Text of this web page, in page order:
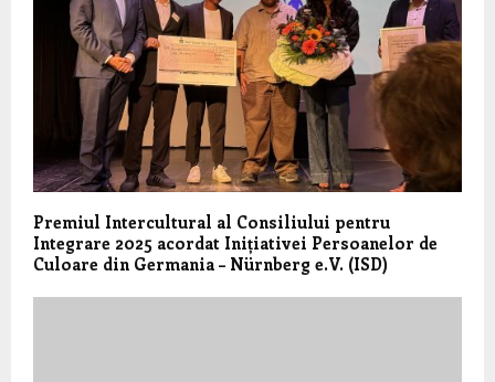
Premiul Intercultural al Consiliului pentru
Integrare 2025 acordat Inițiativei Persoanelor de
Culoare din Germania – Nürnberg e.V. (ISD)